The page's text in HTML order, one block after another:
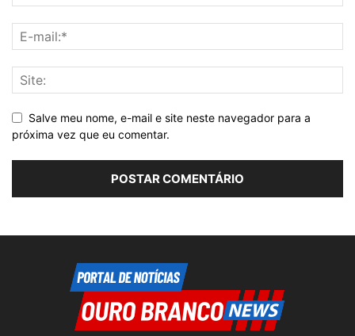
Salve meu nome, e-mail e site neste navegador para a
próxima vez que eu comentar.